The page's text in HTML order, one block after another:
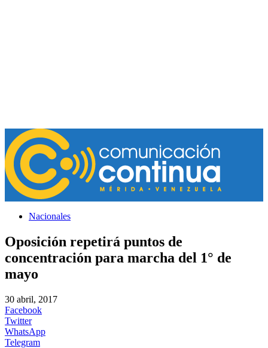
Nacionales
Oposición repetirá puntos de
concentración para marcha del 1° de
mayo
30 abril, 2017
Facebook
Twitter
WhatsApp
Telegram